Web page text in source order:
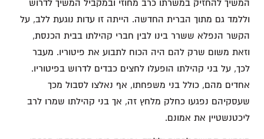
המשיך להחזיק במשרתו כרב מחוזי ובמקביל המשיך לדרוש
וללמד גם מתוך הברית החדשה. הייתה זו עדות נוגעת ללב, על
הקשר הנפלא ששרר בינו לבין חברי קהילתו בבית הכנסת,
וזאת משום שרק להם היה הכוח לתבוע את פיטוריו. מעבר
לכך, על בני קהילתו הופעלו לחצים כבדים לדרוש בפיטוריו.
אחדים מהם, כולל בני משפחתו, אף נאלצו לסבול מכך
שעסקיהם נפגעו כחלק מלחץ זה, אך בני קהילתו שמרו לרב
ליכטנשטיין את אמונם.